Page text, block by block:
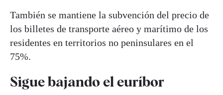
También se mantiene la subvención del precio de
los billetes de transporte aéreo y marítimo de los
residentes en territorios no peninsulares en el
75%.
Sigue bajando el euríbor